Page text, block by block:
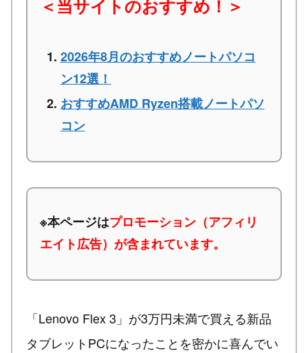
＜当サイトのおすすめ！＞
2026年8月のおすすめノートパソコ
ン12選！
おすすめAMD Ryzen搭載ノートパソ
コン
※本ページはプロモーション（アフィリ
エイト広告）が含まれています。
「Lenovo Flex 3」が3万円未満で買える新品
タブレットPCになったことを密かに喜んでい